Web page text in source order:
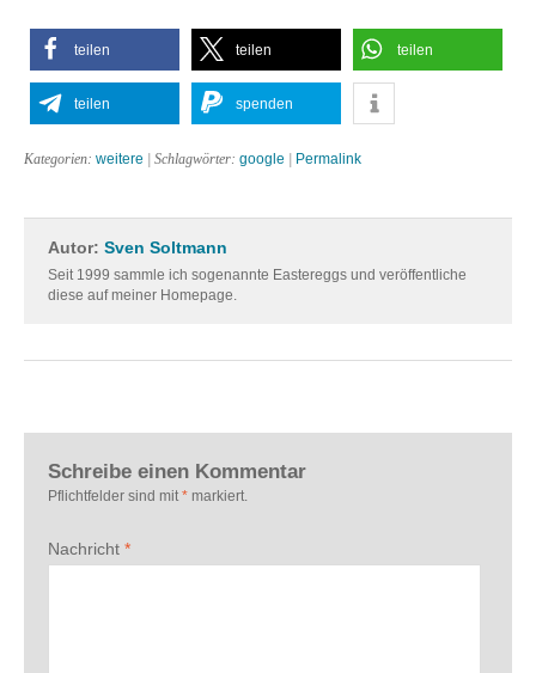
teilen teilen teilen
teilen spenden
Kategorien: weitere | Schlagwörter: google Permalink
Autor: Sven Soltmann
Seit 1999 sammle ich sogenannte Eastereggs und veröffentliche
diese auf meiner Homepage.
Schreibe einen Kommentar
Pflichtfelder sind mit * markiert.
Nachricht *